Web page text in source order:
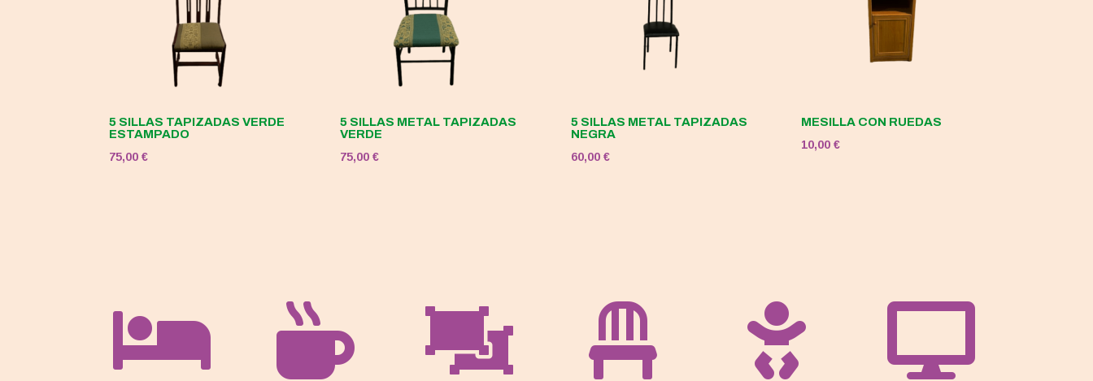
5 SILLAS TAPIZADAS VERDE
ESTAMPADO
75,00€
5 SILLAS METAL TAPIZADAS
VERDE
75,00 €
5 SILLAS METAL TAPIZADAS
NEGRA
60,00 €
MESILLA CON RUEDAS
10,00€
     